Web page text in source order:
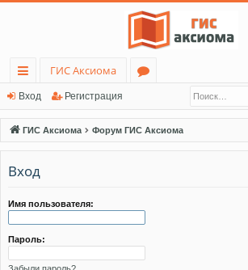
с
ы
лк
и
ГИС Аксиома
ру
м
Вход Регистрация
ГИС Аксиома Форум ГИС Аксиома
Вход
Имя пользователя:
Пароль:
Забыли пароль?